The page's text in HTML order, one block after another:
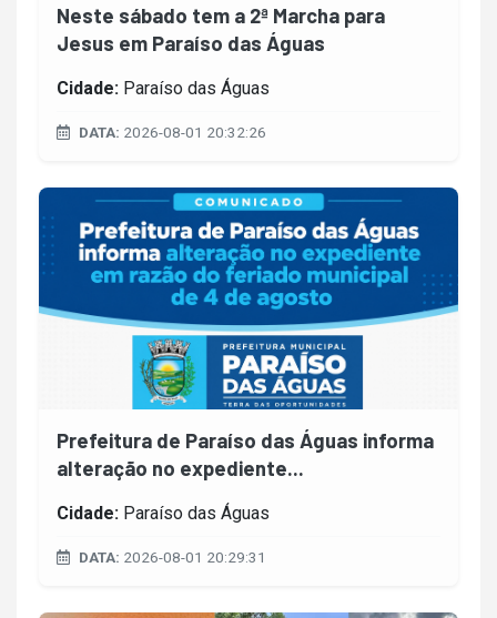
Neste sábado tem a 2ª Marcha para
Jesus em Paraíso das Águas
Cidade: Paraíso das Águas
DATA: 2026-08-01 20:32:26
Prefeitura de Paraíso das Águas informa
alteração no expediente...
Cidade: Paraíso das Águas
DATA: 2026-08-01 20:29:31